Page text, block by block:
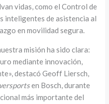
vidas, como el Control de
inteligentes de asistencia al
en movilidad segura.
misión ha sido clara:
mediante innovación,
destacó Geoff Liersch,
en Bosch, durante
más importante del